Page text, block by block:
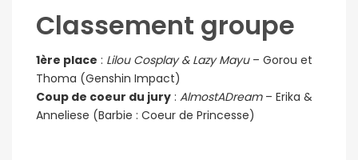
Classement groupe
1ère place : Lilou Cosplay & Lazy Mayu– Gorou et
Thoma (Genshin Impact)
Coup de coeur du jury : AlmostADream– Erika &
Anneliese (Barbie : Coeur de Princesse)